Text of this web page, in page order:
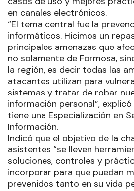
en canales electrónicos.
“El tema central fue la
informáticos. Hicimos un
principales amenazas que
no solamente de Formosa,
la región, es decir todas las
atacantes utilizan para
sistemas y tratar de robar
información personal”, explicó
tiene una Especialización en
Información.
Indicó que el objetivo de la
asistentes “se lleven
soluciones, controles y
incorporar para que puedan
prevenidos tanto en su vida